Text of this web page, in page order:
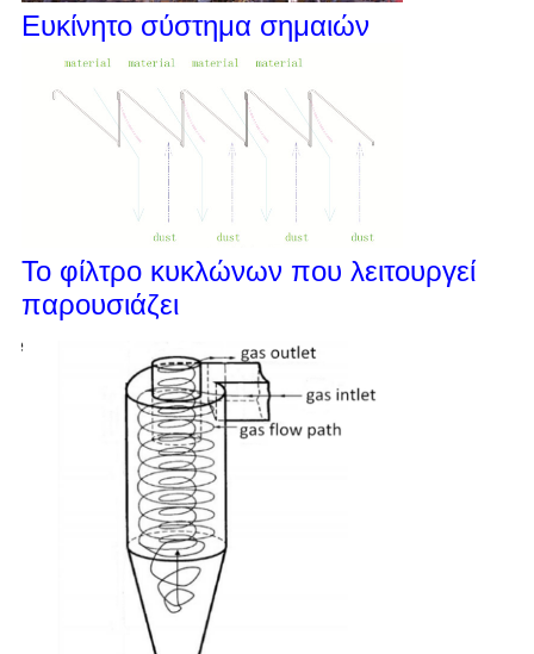
Ευκίνητο σύστημα σημαιών
Το φίλτρο κυκλώνων που λειτουργεί
παρουσιάζει